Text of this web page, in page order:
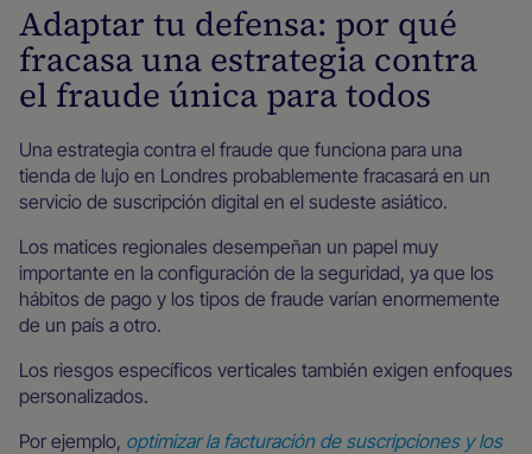
Adaptar tu defensa: por qué
fracasa una estrategia contra
el fraude única para todos
Una estrategia contra el fraude que funciona para una
tienda de lujo en Londres probablemente fracasará en un
servicio de suscripción digital en el sudeste asiático.
Los matices regionales desempeñan un papel muy
importante en la configuración de la seguridad, ya que los
hábitos de pago y los tipos de fraude varían enormemente
de un país a otro.
Los riesgos específicos verticales también exigen enfoques
personalizados.
Por ejemplo, optimizar la facturación de suscripciones y los